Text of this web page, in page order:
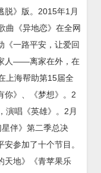
脱》版。2015年1月
曲《异地恋》在全网
《一路平安，让爱回
人——离家在外，在
上海帮助第15届全
你》、《梦想》。2
演唱《英雄》。2月
伴》第二季总决
参加了十个节目。
天地》《青苹果乐